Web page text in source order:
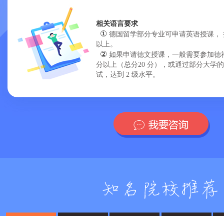
相关语言要求
① 德国留学部分专业可申请英语授课，
以上。
② 如果申请德文授课，一般需要参加德
分以上（总分20 分），或通过部分大学
试，达到 2 级水平。